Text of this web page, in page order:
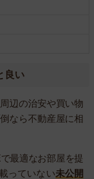
良い
辺の治安や買い物
なら不動産屋に相
で最適なお部屋を提
っていない未公開